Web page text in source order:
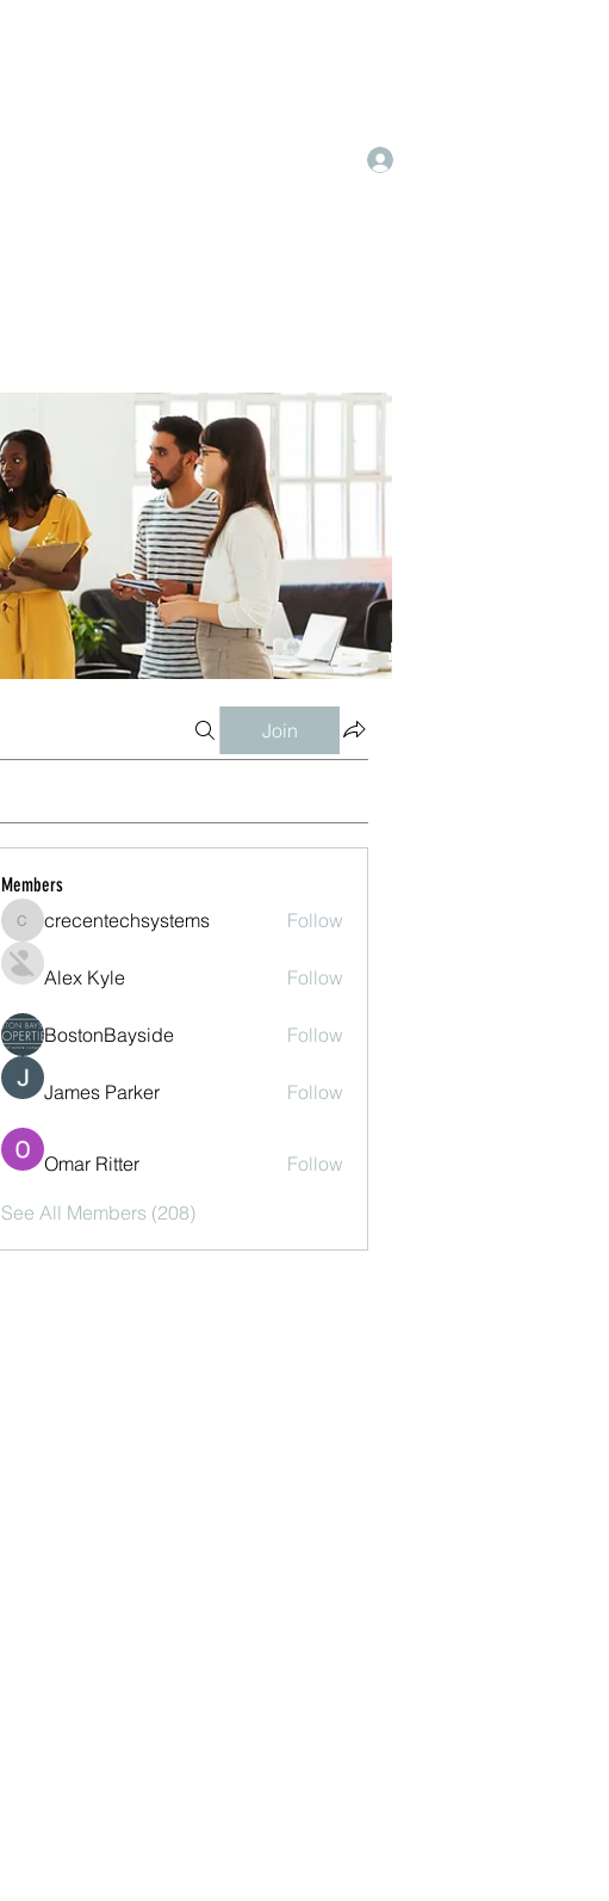
Join
Members
crecentechsystems
crecentechsystems Follow
Alex Kyle Follow
BostonBayside Follow
James Parker Follow
Omar Ritter Follow
See All Members (208)